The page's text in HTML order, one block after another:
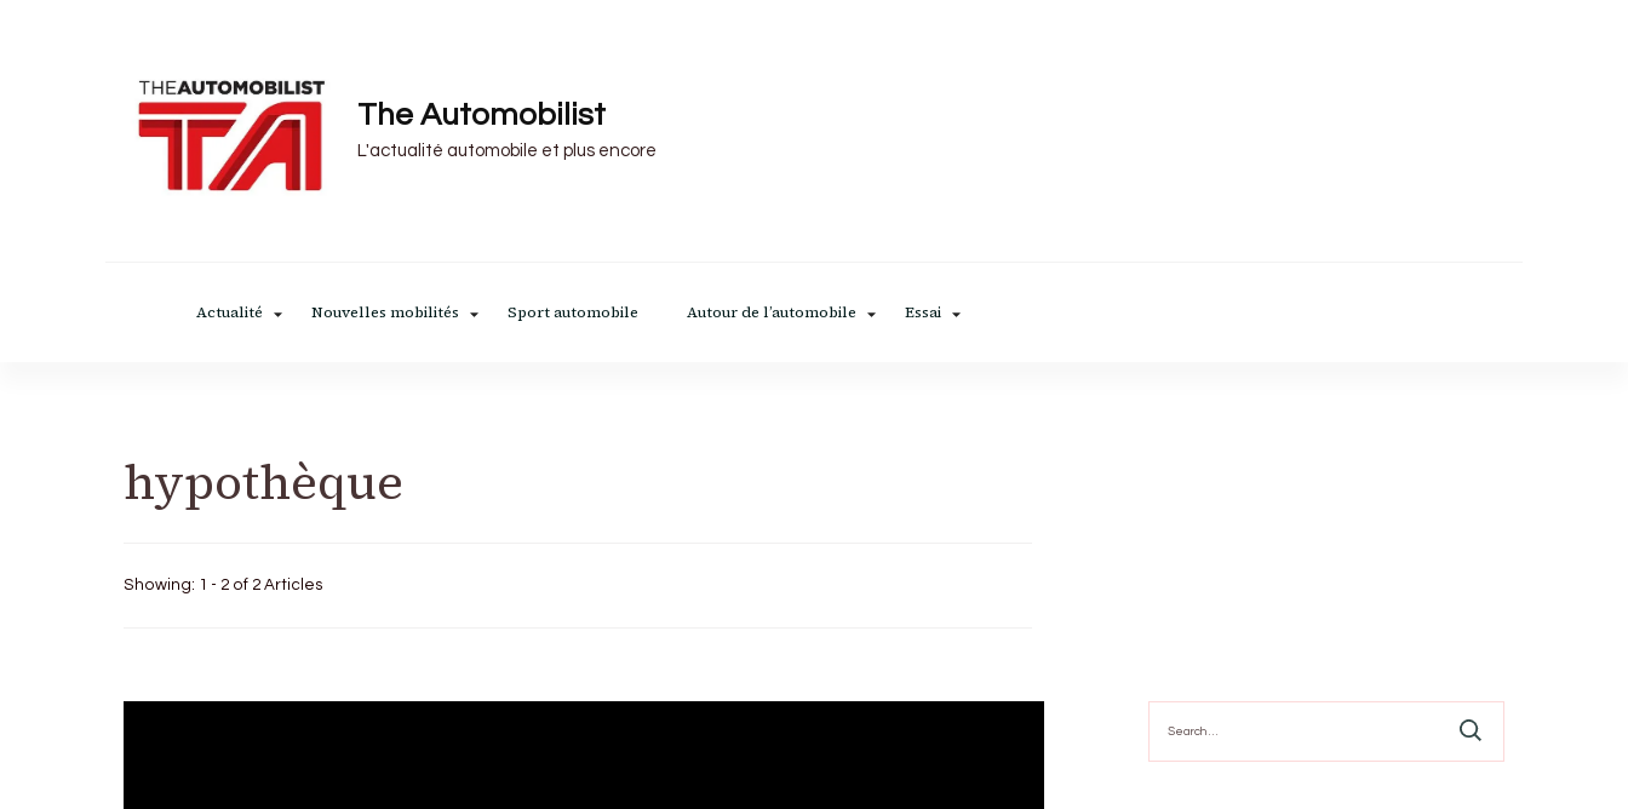
The Automobilist
L'actualité automobile et plus encore
Actualité Nouvelles mobilités Sport automobile Autour de l’automobile Essai
hypothèque
Showing: 1 - 2 of 2 Articles
for: